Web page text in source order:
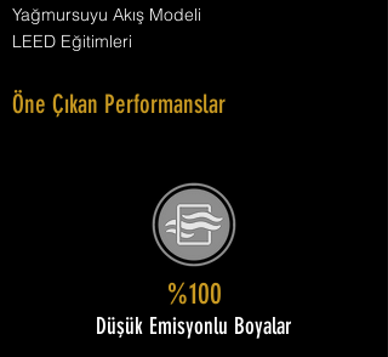
Yağmursuyu Akış Modeli
LEED Eğitimleri
Öne Çıkan Performanslar
%100
Düşük Emisyonlu Boyalar